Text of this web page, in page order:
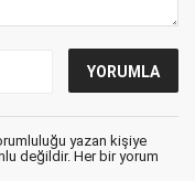
yazan kişiye
değildir. Her bir yorum